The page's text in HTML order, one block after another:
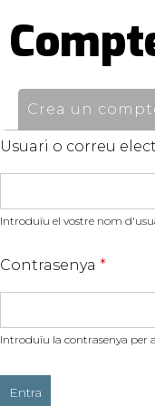
Pestanyes
primàries
Crea un
Usuari o correu
Introduïu el vostre nom
Contrasenya *
Introduïu la contrasenya per